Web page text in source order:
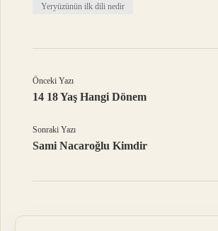
Yeryüzünün ilk dili nedir
Önceki Yazı
14 18 Yaş Hangi Dönem
Sonraki Yazı
Sami Nacaroğlu Kimdir